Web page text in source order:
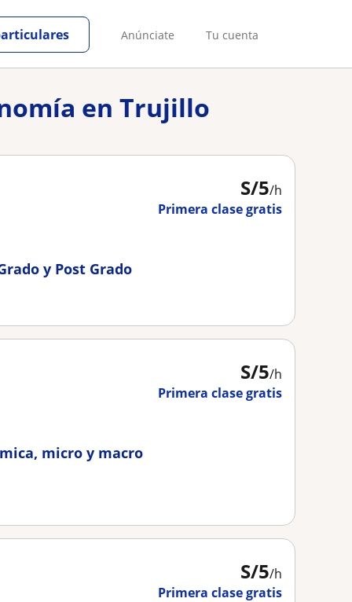
Anúnciate Tu cuenta
en Trujillo
S/5/h
Primera clase gratis
y Post Grado
S/5/h
Primera clase gratis
micro y macro
S/5/h
Primera clase gratis